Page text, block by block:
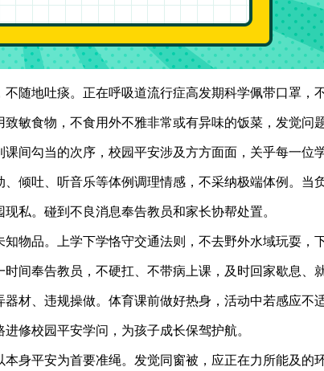
地吐痰。正在呼吸道流行症高发期科学佩带口罩，
食物，不食用外不雅非常或有异味的饭菜，发觉问
勾当的次序，校园平安涉及方方面面，关乎每一位学
吐、听音乐等体例调理情感，不采纳极端体例。当
。碰到不良消息奉告教员和家长协帮处置。
品。上学下学恪守交通法则，不去野外水域玩耍，下
奉告教员，不硬扛、不带病上课，及时回家歇息、就
、违规操做。体育课前做好热身，活动中若感应不适
校园平安学问，为孩子成长保驾护航。
平安为首要准绳。发觉同窗被，应正在力所能及的环